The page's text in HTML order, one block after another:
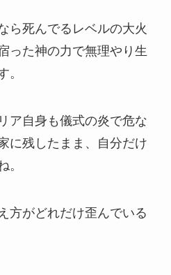
ら死んでるレベルの大火
った神の力で無理やり生
。
ア自身も儀式の炎で危な
に残したまま、自分だけ
。
方がどれだけ歪んでいる